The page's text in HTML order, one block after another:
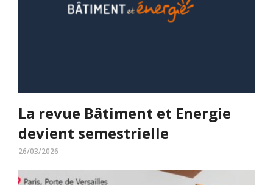
La revue Bâtiment et Energie
devient semestrielle
26/03/2026